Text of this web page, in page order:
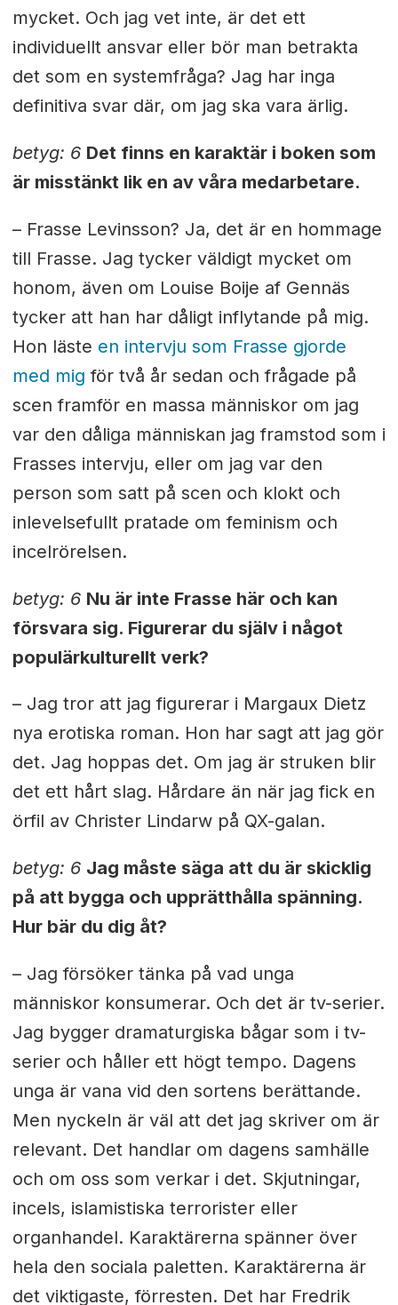
mycket. Och jag vet inte, är det ett
individuellt ansvar eller bör man betrakta
det som en systemfråga? Jag har inga
definitiva svar där, om jag ska vara ärlig.
betyg: 6 Det finns en karaktär i boken som
är misstänkt lik en av våra medarbetare.
– Frasse Levinsson? Ja, det är en hommage
till Frasse. Jag tycker väldigt mycket om
honom, även om Louise Boije af Gennäs
tycker att han har dåligt inflytande på mig.
Hon läste en intervju som Frasse gjorde
med mig för två år sedan och frågade på
scen framför en massa människor om jag
var den dåliga människan jag framstod som i
Frasses intervju, eller om jag var den
person som satt på scen och klokt och
inlevelsefullt pratade om feminism och
incelrörelsen.
betyg: 6 Nu är inte Frasse här och kan
försvara sig. Figurerar du själv i något
populärkulturellt verk?
– Jag tror att jag figurerar i Margaux Dietz
nya erotiska roman. Hon har sagt att jag gör
det. Jag hoppas det. Om jag är struken blir
det ett hårt slag. Hårdare än när jag fick en
örfil av Christer Lindarw på QX-galan.
betyg: 6 Jag måste säga att du är skicklig
på att bygga och upprätthålla spänning.
Hur bär du dig åt?
– Jag försöker tänka på vad unga
människor konsumerar. Och det är tv-serier.
Jag bygger dramaturgiska bågar som i tv-
serier och håller ett högt tempo. Dagens
unga är vana vid den sortens berättande.
Men nyckeln är väl att det jag skriver om är
relevant. Det handlar om dagens samhälle
och om oss som verkar i det. Skjutningar,
incels, islamistiska terrorister eller
organhandel. Karaktärerna spänner över
hela den sociala paletten. Karaktärerna är
det viktigaste, förresten. Det har Fredrik